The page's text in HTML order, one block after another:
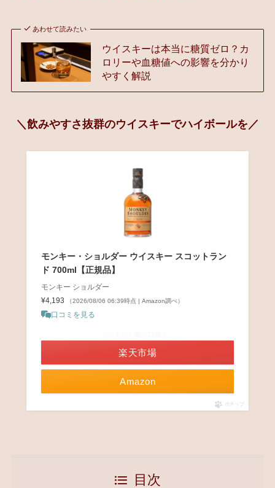
あわせて読みたい
ウイスキーは本当に糖質ゼロ？カ
ロリーや血糖値への影響を分かり
やすく解説
＼飲みやすさ抜群のウイスキーでハイボールを／
モンキー・ショルダー ウイスキー スコットラン
ド 700ml【正規品】
モンキー ショルダー
¥4,193
（2026/08/06 06:39時点 | Amazon調べ）
口コミを見る
Amazon
楽天市場
ポチップ
目次